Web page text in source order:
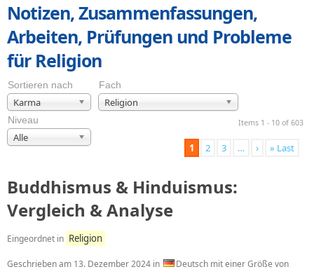
Notizen, Zusammenfassungen,
Arbeiten, Prüfungen und Probleme
für Religion
Sortieren nach
Karma
Fach
Religion
Niveau
Alle
Items 1 - 10 of 603
1 2 3 … › » Last
Buddhismus & Hinduismus:
Vergleich & Analyse
Eingeordnet in Religion
Geschrieben am 13. Dezember 2024 in
Deutsch mit einer Größe von